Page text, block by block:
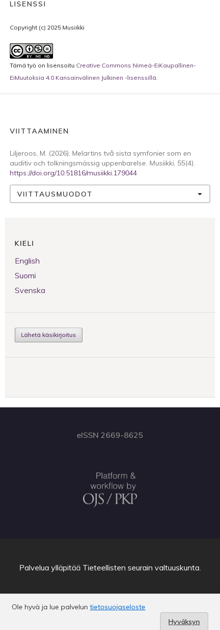
LISENSSI
Copyright (c) 2025 Musiikki
Tämä työ on lisensoitu Creative Commons Nimeä-EiKaupallinen-
EiMuutoksia 4.0 Kansainvälinen Julkinen -lisenssillä.
VIITTAAMINEN
Liljeroos, M. (2026). Melartins två sista symfonier som en
auditiv och tolkningsmässig uppenbarelse. Musiikki, 55(4).
https://doi.org/10.51816/musiikki.179044
VIITTAUSMUODOT
KIELI
English
Suomi
Svenska
Lähetä käsikirjoitus
eISSN 2669-8625
Ole hyvä ja lue palvelun tietosuojaseloste
Hyväksyn
Palvelua ylläpitää Tieteellisten seurain valtuuskunta.